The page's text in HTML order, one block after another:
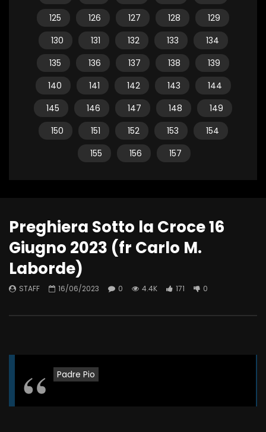
125
126 127 128
129
130
131 132 133
134
135
136 137 138
139
140
141 142 143
144
145
146 147 148
149
150
151 152 153
154
155
156 157
Preghiera Sotto la Croce 16
Giugno 2023 (fr Carlo M.
Laborde)
STAFF 16/06/2023 0 4.4K 171 0
Padre Pio